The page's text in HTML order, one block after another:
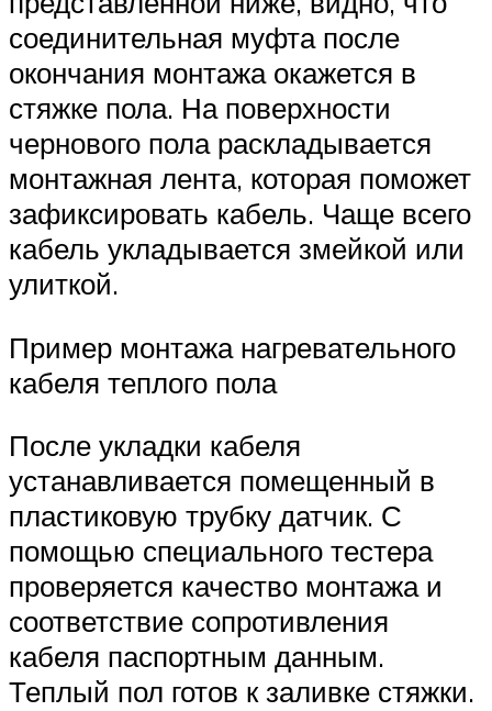
соединительная муфта после
окончания монтажа окажется в
стяжке пола. На поверхности
чернового пола раскладывается
монтажная лента, которая поможет
зафиксировать кабель. Чаще всего
кабель укладывается змейкой или
улиткой.
Пример монтажа нагревательного
кабеля теплого пола
После укладки кабеля
устанавливается помещенный в
пластиковую трубку датчик. С
помощью специального тестера
проверяется качество монтажа и
соответствие сопротивления
кабеля паспортным данным.
Теплый пол готов к заливке стяжки.